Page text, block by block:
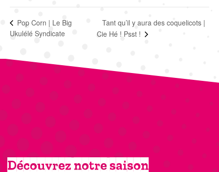
Pop Corn | Le Big
Ukulélé Syndicate
Tant qu’il y aura des coquelicots |
Cie Hé ! Psst !
Découvrez notre saison